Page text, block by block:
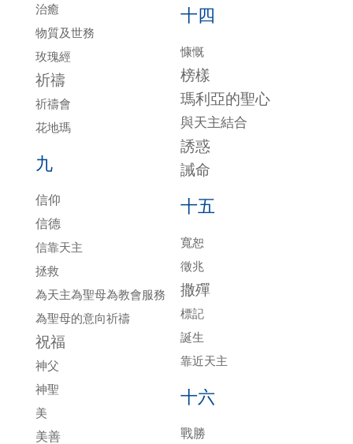
治癒
物質及世務
玫瑰經
祈禱
祈禱會
花地瑪
九
信仰
信德
信靠天主
拯救
為天主為聖母為教會服務
為聖母的意向祈禱
祝福
神父
神聖
美
美善
十四
慷慨
榜樣
瑪利亞的聖心
與天主結合
誘惑
誡命
十五
寬恕
徵兆
撒殫
標記
誕生
靠近天主
十六
戰勝